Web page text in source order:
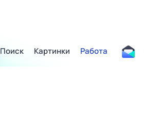
Поиск Картинки Работа